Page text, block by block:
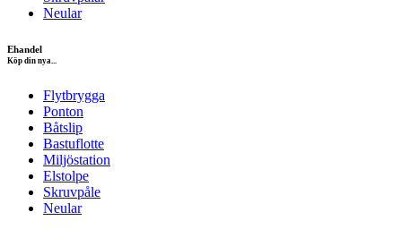
Neular
Ehandel
Köp din nya...
Flytbrygga
Ponton
Båtslip
Bastuflotte
Miljöstation
Elstolpe
Skruvpåle
Neular